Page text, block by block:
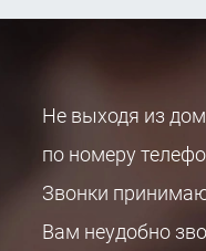
Не выходя из
по номеру
Звонки
Вам неудобно